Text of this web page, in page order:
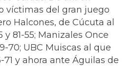
víctimas del gran juego
Halcones, de Cúcuta al
81-55; Manizales Once
70; UBC Muiscas al que
71 y ahora ante Águilas de